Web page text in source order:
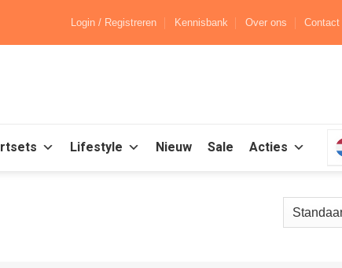
Login / Registreren Kennisbank Over ons Contact
Lifestyle Nieuw Sale Acties